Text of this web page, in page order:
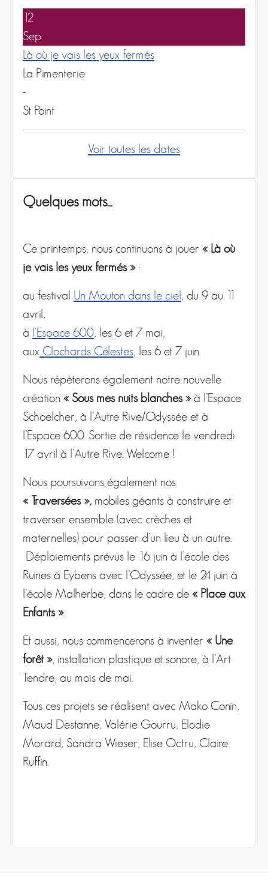
12
Sep
Là où je vais les yeux fermés
La Pimenterie
-
St Point
Voir toutes les dates
Quelques mots...
Ce printemps, nous continuons à jouer « Là où
je vais les yeux fermés »:
au festival Un Mouton dans le ciel , du 9 au 11
avril,
à l'Espace 600, les 6 et 7 mai,
aux Clochards Célestes, les 6 et 7 juin.
Nous répèterons également notre nouvelle
création « Sous mes nuits blanches »à l’Espace
Schoelcher, à l’Autre Rive/Odyssée et à
l’Espace 600. Sortie de résidence le vendredi
17 avril à l’Autre Rive. Welcome !
Nous poursuivons également nos
« Traversées »,mobiles géants à construire et
traverser ensemble (avec crèches et
maternelles) pour passer d’un lieu à un autre.
Déploiements prévus le 16 juin à l’école des
Ruines à Eybens avec l’Odyssée, et le 24 juin à
l’école Malherbe, dans le cadre de « Place aux
Enfants ».
Et aussi, nous commencerons à inventer « Une
forêt », installation plastique et sonore, à l’Art
Tendre, au mois de mai.
Tous ces projets se réalisent avec Mako Conin,
Maud Destanne, Valérie Gourru, Elodie
Morard, Sandra Wieser, Elise Octru, Claire
Ruffin.